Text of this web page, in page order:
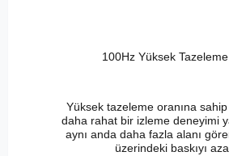
100Hz Yüksek Tazeleme
Yüksek tazeleme oranına
daha rahat bir izleme deneyimi
aynı anda daha fazla alanı
üzerindeki baskıyı